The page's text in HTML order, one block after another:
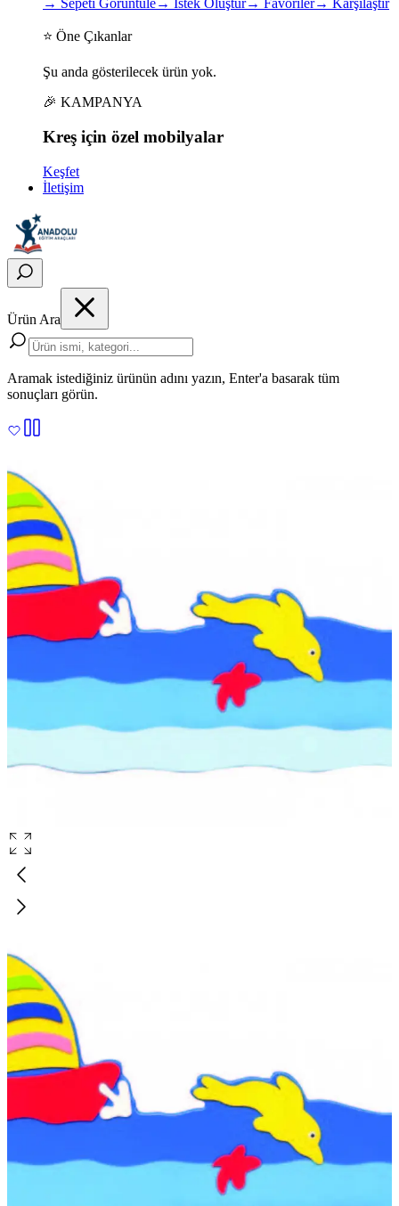
→ Sepeti Görüntüle→ İstek Oluştur→ Favoriler→ Karşılaştır
⭐ Öne Çıkanlar
Şu anda gösterilecek ürün yok.
🎉 KAMPANYA
Kreş için özel mobilyalar
Keşfet
İletişim
Ürün Ara
Aramak istediğiniz ürünün adını yazın, Enter'a basarak tüm
sonuçları görün.